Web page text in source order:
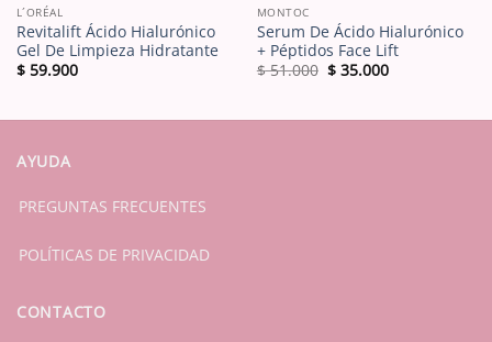
L´ORÉAL
Revitalift Ácido Hialurónico
Gel De Limpieza Hidratante
$59.900
MONTOC
Serum De Ácido Hialurónico
+ Péptidos Face Lift
$51.000 El
$ 51.000.
$35.000El
$ 35.000.
AYUDA
PREGUNTAS FRECUENTES
POLÍTICAS DE PRIVACIDAD
CONTACTO